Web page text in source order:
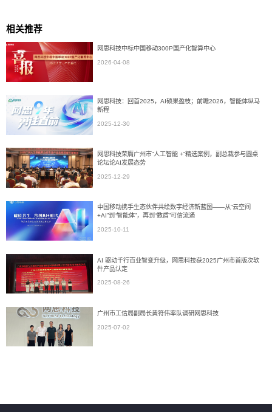
相关推荐
网思科技中标中国移动300P国产化智算中心
2026-04-08
网思科技：回首2025，AI硕果盈枝；前瞻2026，智能体纵马
新程
2025-12-30
网思科技荣膺广州市“人工智能 +”精选案例，副总裁参与圆桌
论坛论AI发展态势
2025-12-29
中国移动携手生态伙伴共绘数字经济新蓝图——从“云空间
+AI”到“智能体”，再到“数盾”可信流通
2025-10-11
AI 驱动千行百业智变升级，网思科技获2025广州市首版次软
件产品认定
2025-08-26
广州市工信局副局长黄符伟率队调研网思科技
2025-07-02